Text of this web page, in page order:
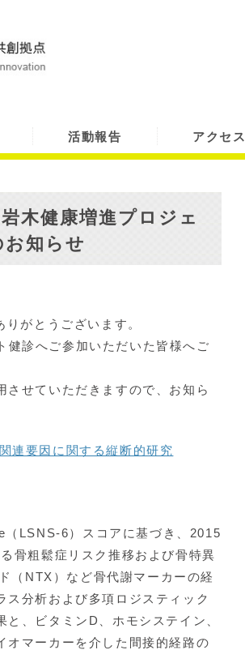
活動報告 アクセス
木健康増進プロジェ
知らせ
がとうございます。
診へご参加いただいた皆様へご
せていただきますので、お知ら
連要因に関する縦断的研究
LSNS-6）スコアに基づき、2015
骨粗鬆症リスク推移および骨特異
（NTX）など骨代謝マーカーの経
分析および多項ロジスティック
、ビタミンD、ホモシステイン、
オマーカーを介した間接的経路の